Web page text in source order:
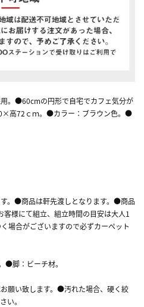
。●60cmの円形で自宅でカフェ気分が
高72ｃｍ。●カラー：ブラウン色。●
。●商品は軒先渡しとなります。●商品
様にて組立、組立時間の目安は大人1
場合がございますので必ずカーペット
●脚：ビーチ材。
願い致します。●汚れた場合、硬く絞
い。